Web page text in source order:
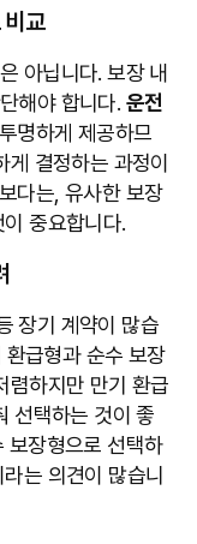
교
아닙니다. 보장 내
해야 합니다. 운전
명하게 제공하므
게 결정하는 과정이
다는, 유사한 보장
중요합니다.
장기 계약이 많습
급형과 순수 보장
렴하지만 만기 환급
선택하는 것이 좋
보장형으로 선택하
는 의견이 많습니